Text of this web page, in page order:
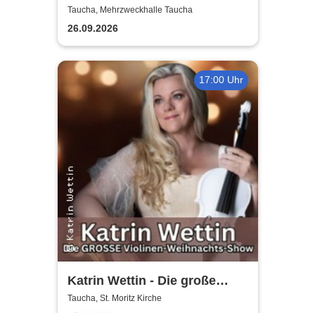
Herbstedition
Taucha, Mehrzweckhalle Taucha
26.09.2026
17:00 Uhr
Katrin Wettin - Die große
Violinen-Weihnachts-Show
Taucha, St. Moritz Kirche